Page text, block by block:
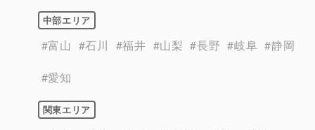
中部エリア
#富山 #石川 #福井 #山梨 #長野 #岐阜 #静岡
#愛知
関東エリア